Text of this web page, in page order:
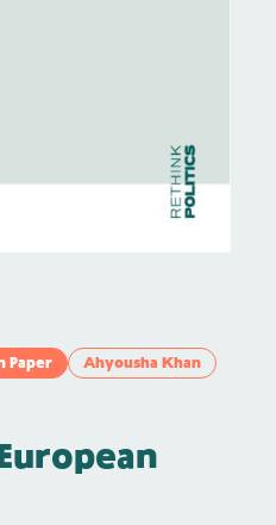
Paper
Ahyousha Khan